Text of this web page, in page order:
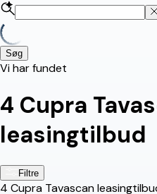
Søg
Vi har fundet
4 Cupra
leasingtilbud
Filtre
4 Cupra Tavascan